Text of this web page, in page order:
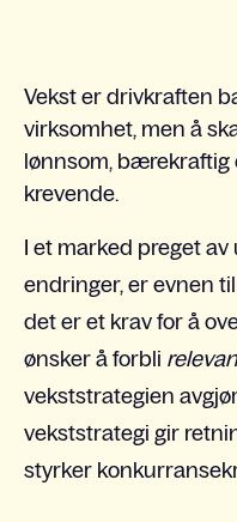
Vekst er drivkraften
virksomhet, men å
lønnsom, bærekraftig
krevende.
I et marked preget
endringer, er evnen
det er et krav for å
ønsker å forbli
vekststrategien
vekststrategi gir
styrker